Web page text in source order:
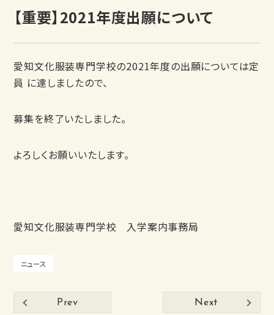
【重要】2021年度出願について
愛知文化服装専門学校の2021年度の出願については定
員 に達しましたので、
募集を終了いたしました。
よろしくお願いいたします。
愛知文化服装専門学校 入学案内事務局
ニュース
Next
Prev